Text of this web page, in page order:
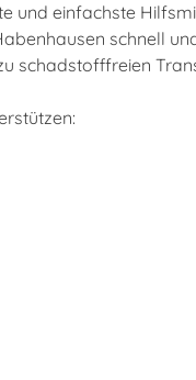
und einfachste
schnell
schadstofffreien